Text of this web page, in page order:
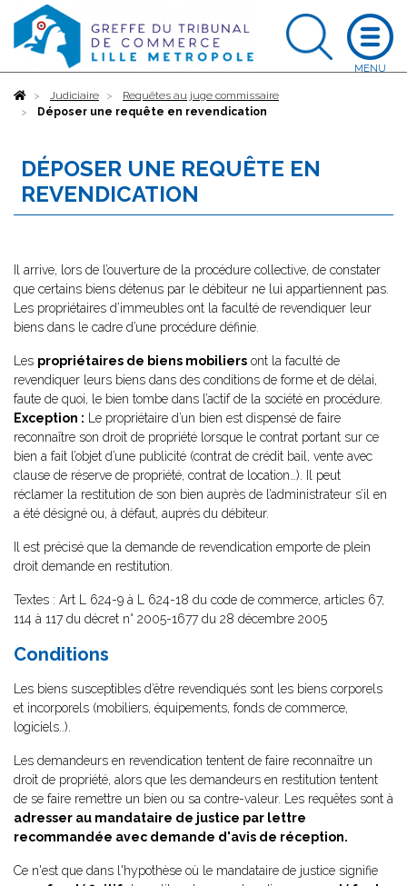
AccueilJudiciaire
Requêtes au juge commissaire
Déposer une requête en revendication
DÉPOSER UNE REQUÊTE EN
REVENDICATION
Il arrive, lors de l’ouverture de la procédure collective, de constater
que certains biens détenus par le débiteur ne lui appartiennent pas.
Les propriétaires d’immeubles ont la faculté de revendiquer leur
biens dans le cadre d’une procédure définie.
Les propriétaires de biens mobiliers ont la faculté de
revendiquer leurs biens dans des conditions de forme et de délai,
faute de quoi, le bien tombe dans l’actif de la société en procédure.
Exception : Le propriétaire d’un bien est dispensé de faire
reconnaître son droit de propriété lorsque le contrat portant sur ce
bien a fait l’objet d’une publicité (contrat de crédit bail, vente avec
clause de réserve de propriété, contrat de location…). Il peut
réclamer la restitution de son bien auprès de l’administrateur s’il en
a été désigné ou, à défaut, auprès du débiteur.
Il est précisé que la demande de revendication emporte de plein
droit demande en restitution.
Textes : Art L 624-9 à L 624-18 du code de commerce, articles 67,
114 à 117 du décret n° 2005-1677 du 28 décembre 2005
Conditions
Les biens susceptibles d’être revendiqués sont les biens corporels
et incorporels (mobiliers, équipements, fonds de commerce,
logiciels..).
Les demandeurs en revendication tentent de faire reconnaître un
droit de propriété, alors que les demandeurs en restitution tentent
de se faire remettre un bien ou sa contre-valeur. Les requêtes sont à
adresser au mandataire de justice par lettre
recommandée avec demande d'avis de réception.
Ce n'est que dans l'hypothèse où le mandataire de justice signifie